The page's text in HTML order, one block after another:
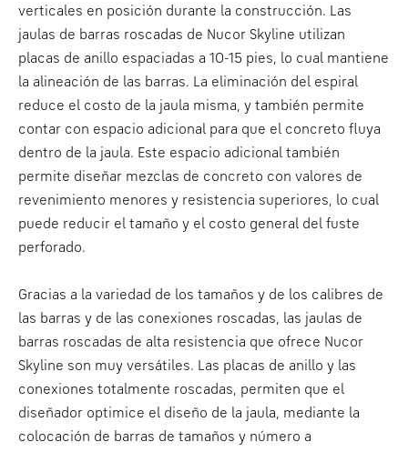
verticales en posición durante la construcción. Las
jaulas de barras roscadas de Nucor Skyline utilizan
placas de anillo espaciadas a 10-15 pies, lo cual mantiene
la alineación de las barras. La eliminación del espiral
reduce el costo de la jaula misma, y también permite
contar con espacio adicional para que el concreto fluya
dentro de la jaula. Este espacio adicional también
permite diseñar mezclas de concreto con valores de
revenimiento menores y resistencia superiores, lo cual
puede reducir el tamaño y el costo general del fuste
perforado.
Gracias a la variedad de los tamaños y de los calibres de
las barras y de las conexiones roscadas, las jaulas de
barras roscadas de alta resistencia que ofrece Nucor
Skyline son muy versátiles. Las placas de anillo y las
conexiones totalmente roscadas, permiten que el
diseñador optimice el diseño de la jaula, mediante la
colocación de barras de tamaños y número a